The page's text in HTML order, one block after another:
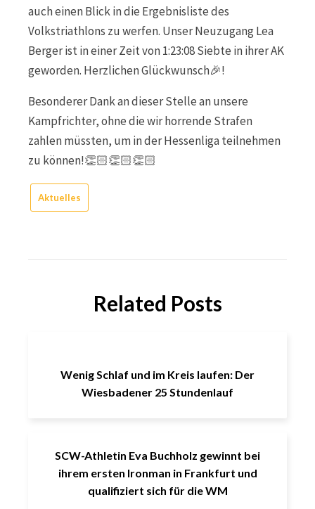
auch einen Blick in die Ergebnisliste des
Volkstriathlons zu werfen. Unser Neuzugang Lea
Berger ist in einer Zeit von 1:23:08 Siebte in ihrer AK
geworden. Herzlichen Glückwunsch🎉!
Besonderer Dank an dieser Stelle an unsere
Kampfrichter, ohne die wir horrende Strafen
zahlen müssten, um in der Hessenliga teilnehmen
zu können!👏🏻👏🏻👏🏻
Aktuelles
Related Posts
Wenig Schlaf und im Kreis laufen: Der
Wiesbadener 25 Stundenlauf
SCW-Athletin Eva Buchholz gewinnt bei
ihrem ersten Ironman in Frankfurt und
qualifiziert sich für die WM